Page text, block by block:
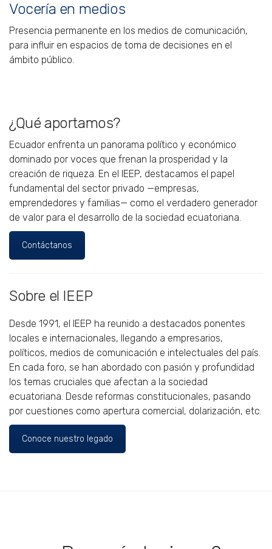
Vocería en medios
Presencia permanente en los medios de comunicación,
para influir en espacios de toma de decisiones en el
ámbito público.
¿Qué aportamos?
Ecuador enfrenta un panorama político y económico
dominado por voces que frenan la prosperidad y la
creación de riqueza. En el IEEP, destacamos el papel
fundamental del sector privado —empresas,
emprendedores y familias— como el verdadero generador
de valor para el desarrollo de la sociedad ecuatoriana.
Contáctanos
Sobre el IEEP
Desde 1991, el IEEP ha reunido a destacados ponentes
locales e internacionales, llegando a empresarios,
políticos, medios de comunicación e intelectuales del país.
En cada foro, se han abordado con pasión y profundidad
los temas cruciales que afectan a la sociedad
ecuatoriana. Desde reformas constitucionales, pasando
por cuestiones como apertura comercial, dolarización, etc.
Conoce nuestro legado